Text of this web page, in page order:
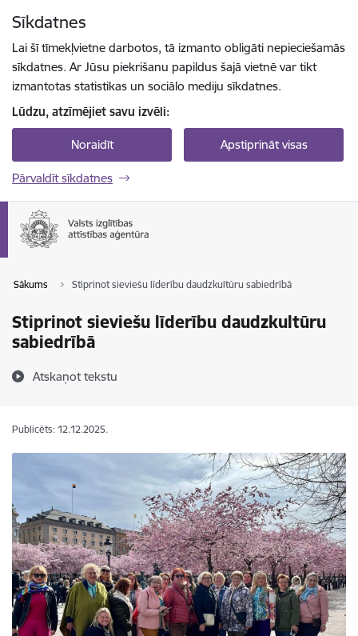
Sīkdatnes
Lai šī tīmekļvietne darbotos, tā izmanto obligāti nepieciešamās
sīkdatnes. Ar Jūsu piekrišanu papildus šajā vietnē var tikt
izmantotas statistikas un sociālo mediju sīkdatnes.
Lūdzu, atzīmējiet savu izvēli:
Noraidīt Apstiprināt visas
Pārvaldīt sīkdatnes
Sākums Stiprinot sieviešu līderību daudzkultūru sabiedrībā
Stiprinot sieviešu līderību daudzkultūru
sabiedrībā
Atskaņot tekstu
Publicēts: 12.12.2025.